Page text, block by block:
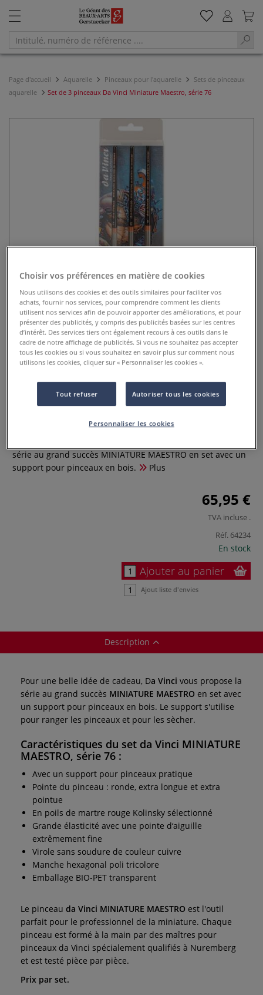
Page d'accueil Aquarelle Pinceaux pour l'aquarelle
Sets de pinceaux
aquarelle
Set de 3 pinceaux Da Vinci Miniature Maestro, série 76
Set de 3 pinceaux Da Vinci
Miniature Maestro, série 76
0 Commentaires
série au grand succès MINIATURE MAESTRO en set avec un
support pour pinceaux en bois.
Plus
65,95 €
TVA incluse .
Réf. 64234
En stock
Ajouter au panier
Ajout liste d'envies
Description
Pour une belle idée de cadeau, Da Vinci vous propose la
série au grand succès MINIATURE MAESTRO en set avec
un support pour pinceaux en bois. Le support s'utilise
pour ranger les pinceaux et pour les sècher.
Caractéristiques du set da Vinci MINIATURE
MAESTRO, série 76 :
Avec un support pour pinceaux pratique
Pointe du pinceau : ronde, extra longue et extra
pointue
En poils de martre rouge Kolinsky sélectionné
Grande élasticité avec une pointe d‘aiguille
extrêmement fine
Virole sans soudure de couleur cuivre
Manche hexagonal poli tricolore
Emballage BIO-PET transparent
Le pinceau da Vinci MINIATURE MAESTRO est l'outil
parfait pour le professionnel de la miniature. Chaque
pinceau est formé à la main par des maîtres pour
pinceaux da Vinci spécialement qualifiés à Nuremberg
et est testé pièce par pièce.
Prix par set.
Choisir vos préférences en matière de cookies
Nous utilisons des cookies et des outils similaires pour faciliter vos
achats, fournir nos services, pour comprendre comment les clients
utilisent nos services afin de pouvoir apporter des améliorations, et pour
présenter des publicités, y compris des publicités basées sur les centres
d’intérêt. Des services tiers ont également recours à ces outils dans le
cadre de notre affichage de publicités. Si vous ne souhaitez pas accepter
tous les cookies ou si vous souhaitez en savoir plus sur comment nous
utilisons les cookies, cliquer sur « Personnaliser les cookies ».
Tout refuser Autoriser tous les cookies
Personnaliser les cookies